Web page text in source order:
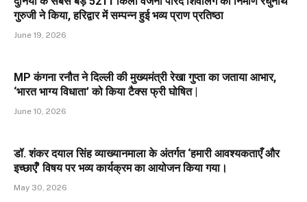
गुरुजी ने किया, हरिद्वार में सम्पन्न हुई भव्य प्राण प्रतिष्ठा
June 19, 2026
MP कंगना रनौत ने दिल्ली की मुख्यमंत्री रेखा गुप्ता का जताया आभार,
‘भारत भाग्य विधाता’ को किया टैक्स फ्री घोषित |
June 10, 2026
डॉ. शंकर दयाल सिंह व्याख्यानमाला के अंतर्गत ‘हमारी आवश्यकताएँ और
इच्छाएँ’ विषय पर भव्य कार्यक्रम का आयोजन किया गया।
May 30, 2026